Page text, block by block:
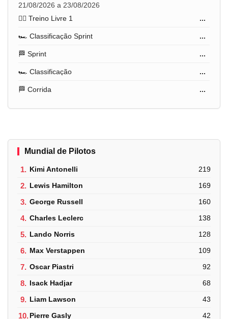
21/08/2026 a 23/08/2026
🏋️‍♂️ Treino Livre 1
...
🏎️ Classificação Sprint ...
🏁 Sprint ...
🏎️ Classificação ...
🏁 Corrida ...
Mundial de Pilotos
1. Kimi Antonelli 219
2. Lewis Hamilton 169
3. George Russell 160
4. Charles Leclerc 138
5. Lando Norris 128
6. Max Verstappen 109
7. Oscar Piastri 92
8. Isack Hadjar 68
9. Liam Lawson 43
10.Pierre Gasly 42